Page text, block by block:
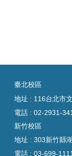
臺北校區
地址 : 116台北市
電話 :02-2931-
新竹校區
地址 : 303新竹縣
電話 :03-699-